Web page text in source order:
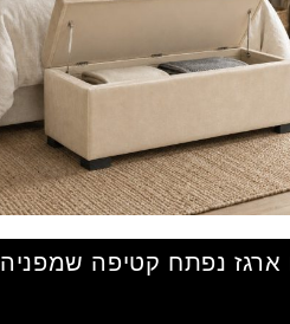
ארגז נפתח קטיפה שמפניה